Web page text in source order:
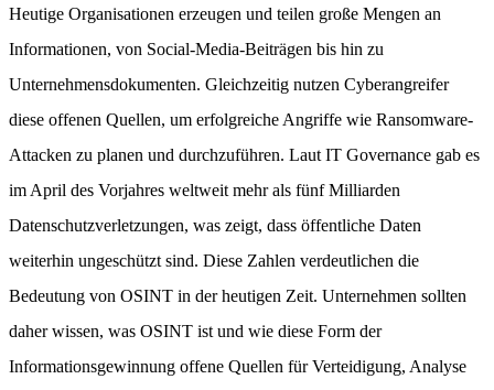
Heutige Organisationen erzeugen und teilen große Mengen an
Informationen, von Social-Media-Beiträgen bis hin zu
Unternehmensdokumenten. Gleichzeitig nutzen Cyberangreifer
diese offenen Quellen, um erfolgreiche Angriffe wie Ransomware-
Attacken zu planen und durchzuführen. Laut IT Governance gab es
im April des Vorjahres weltweit mehr als fünf Milliarden
Datenschutzverletzungen, was zeigt, dass öffentliche Daten
weiterhin ungeschützt sind. Diese Zahlen verdeutlichen die
Bedeutung von OSINT in der heutigen Zeit. Unternehmen sollten
daher wissen, was OSINT ist und wie diese Form der
Informationsgewinnung offene Quellen für Verteidigung, Analyse